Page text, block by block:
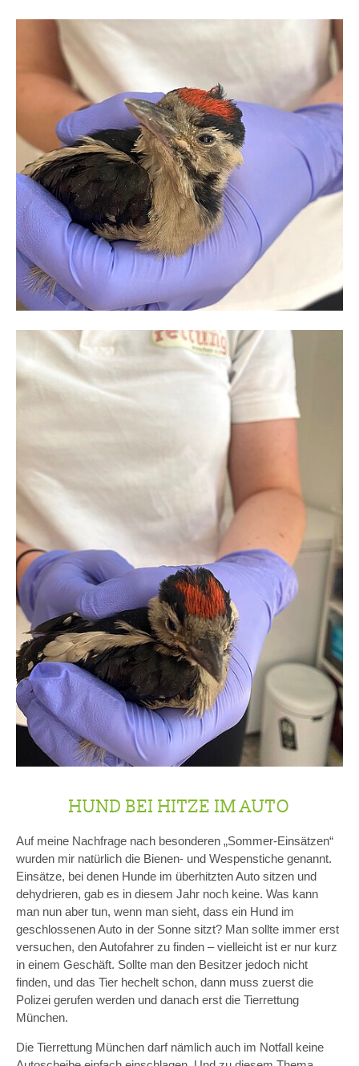
HUND BEI HITZE IM AUTO
Auf meine Nachfrage nach besonderen „Sommer-Einsätzen“
wurden mir natürlich die Bienen- und Wespenstiche genannt.
Einsätze, bei denen Hunde im überhitzten Auto sitzen und
dehydrieren, gab es in diesem Jahr noch keine. Was kann
man nun aber tun, wenn man sieht, dass ein Hund im
geschlossenen Auto in der Sonne sitzt? Man sollte immer erst
versuchen, den Autofahrer zu finden – vielleicht ist er nur kurz
in einem Geschäft. Sollte man den Besitzer jedoch nicht
finden, und das Tier hechelt schon, dann muss zuerst die
Polizei gerufen werden und danach erst die Tierrettung
München.
Die Tierrettung München darf nämlich auch im Notfall keine